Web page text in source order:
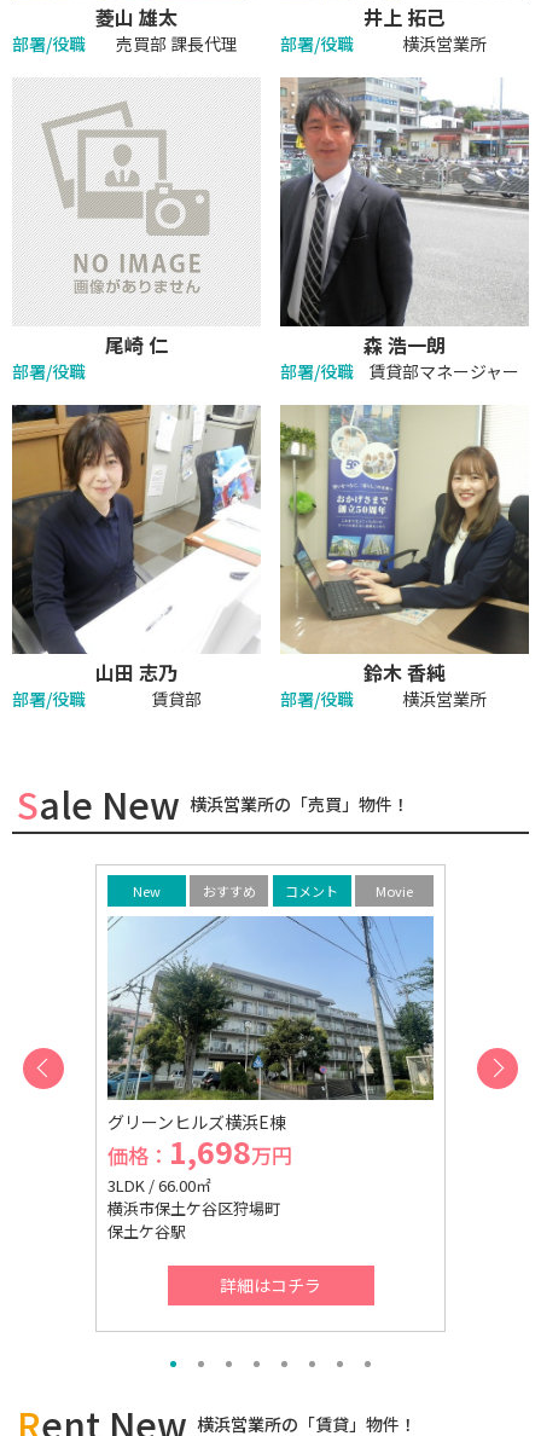
菱山 雄太
部署/役職 売買部 課長代理
井上 拓己
部署/役職 横浜営業所
尾崎 仁
部署/役職
森 浩一朗
部署/役職 賃貸部マネージャー
山田 志乃
部署/役職 賃貸部
鈴木 香純
部署/役職 横浜営業所
Sale New 横浜営業所の「売買」物件！
New おすすめ コメント Movie
グリーンヒルズ横浜E棟
価格： 1,698万円
3LDK / 66.00㎡
横浜市保土ケ谷区狩場町
保土ケ谷駅
詳細はコチラ
Rent New 横浜営業所の「賃貸」物件！